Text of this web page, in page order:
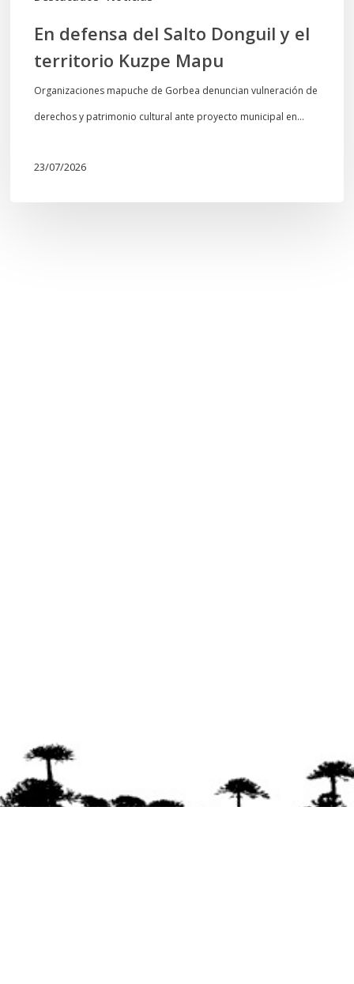
En defensa del Salto Donguil y el
territorio Kuzpe Mapu
Organizaciones mapuche de Gorbea denuncian vulneración de
derechos y patrimonio cultural ante proyecto municipal en…
23/07/2026